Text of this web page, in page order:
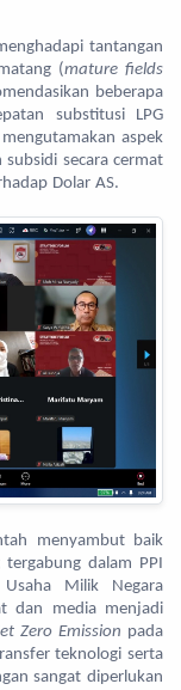
tantangan
(mature fields
beberapa
substitusi LPG
aspek
secara cermat
Dolar AS.
menyambut baik
dalam PPI
Milik Negara
dan media menjadi
Zero Emission pada
teknologi serta
sangat diperlukan